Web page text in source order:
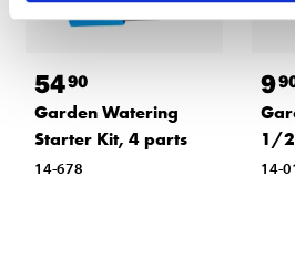
5490
Garden Watering
Starter Kit, 4 parts
14-678
9
1/
14-